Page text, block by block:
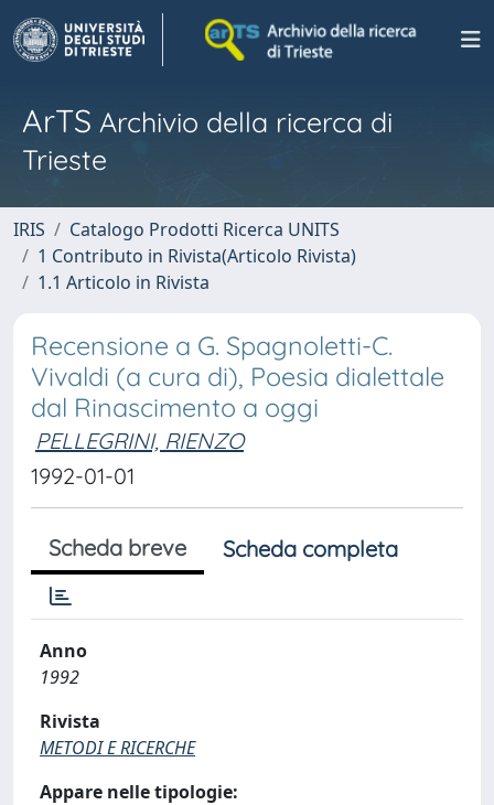
ArTS Archivio della ricerca di
Trieste
IRIS
Catalogo Prodotti Ricerca UNITS
1 Contributo in Rivista(Articolo Rivista)
1.1 Articolo in Rivista
Recensione a G. Spagnoletti-C.
Vivaldi (a cura di), Poesia dialettale
dal Rinascimento a oggi
PELLEGRINI, RIENZO
1992-01-01
Scheda breve Scheda completa
Anno
1992
Rivista
METODI E RICERCHE
Appare nelle tipologie: